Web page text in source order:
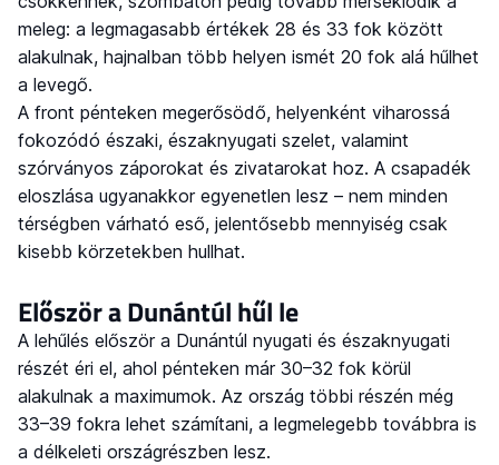
meleg: a legmagasabb értékek 28 és 33 fok között
alakulnak, hajnalban több helyen ismét 20 fok alá hűlhet
a levegő.
A front pénteken megerősödő, helyenként viharossá
fokozódó északi, északnyugati szelet, valamint
szórványos záporokat és zivatarokat hoz. A csapadék
eloszlása ugyanakkor egyenetlen lesz – nem minden
térségben várható eső, jelentősebb mennyiség csak
kisebb körzetekben hullhat.
Először a Dunántúl hűl le
A lehűlés először a Dunántúl nyugati és északnyugati
részét éri el, ahol pénteken már 30–32 fok körül
alakulnak a maximumok. Az ország többi részén még
33–39 fokra lehet számítani, a legmelegebb továbbra is
a délkeleti országrészben lesz.